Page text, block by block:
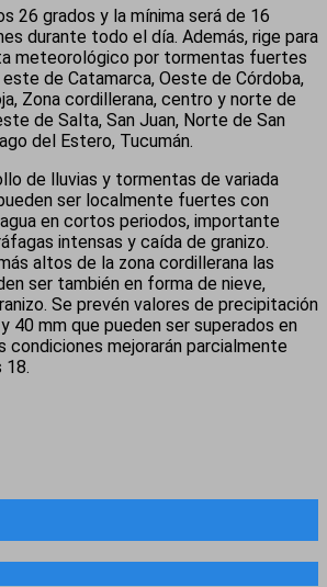
26 grados y la mínima será de 16
durante todo el día. Además, rige para
meteorológico por tormentas fuertes
de Catamarca, Oeste de Córdoba,
Zona cordillerana, centro y norte de
de Salta, San Juan, Norte de San
del Estero, Tucumán.
de lluvias y tormentas de variada
ser localmente fuertes con
en cortos periodos, importante
intensas y caída de granizo.
altos de la zona cordillerana las
ser también en forma de nieve,
Se prevén valores de precipitación
40 mm que pueden ser superados en
condiciones mejorarán parcialmente
18.